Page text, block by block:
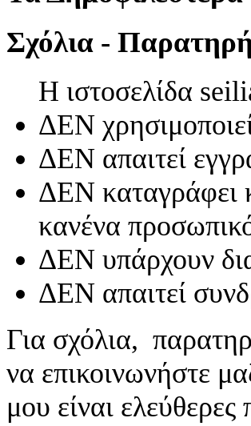
Σχόλια -
Η ιστοσελίδα
ΔΕΝ
ΔΕΝ απαιτεί
ΔΕΝ καταγράφει
κανένα
ΔΕΝ υπάρχουν
ΔΕΝ απαιτεί
Για σχόλια,
να επικοινωνήστε
μου είναι